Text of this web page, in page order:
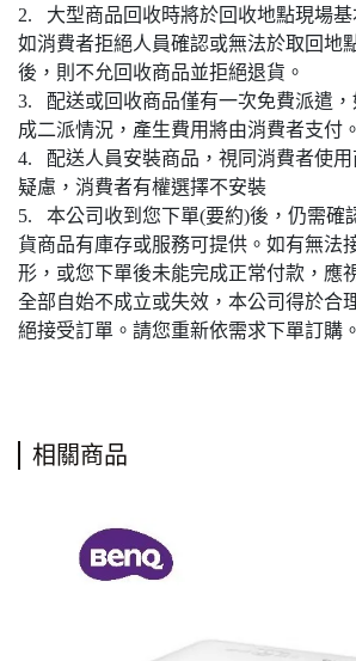
2. 大型商品回收時將於回收地點現場基
如消費者拒絕人員確認或無法於取回地
後，則不允回收商品並拒絕退貨。
3. 配送或回收商品僅有一次免費派遣，
成二派情況，產生費用將由消費者支付。
4. 配送人員安裝商品，視同消費者使用
疑慮，消費者有權選擇不安裝
5. 本公司收到您下單(要約)後，仍需確
貨商品有庫存或服務可提供。如有無法
形，或您下單後未能完成正常付款，應
全部自始不成立或失效，本公司得於合
絕接受訂單。請您重新依需求下單訂購。
相關商品